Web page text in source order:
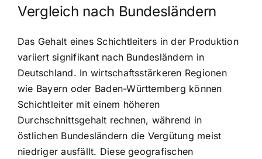
Vergleich nach Bundesländern
Das Gehalt eines Schichtleiters in der Produktion
variiert signifikant nach Bundesländern in
Deutschland. In wirtschaftsstärkeren Regionen
wie Bayern oder Baden-Württemberg können
Schichtleiter mit einem höheren
Durchschnittsgehalt rechnen, während in
östlichen Bundesländern die Vergütung meist
niedriger ausfällt. Diese geografischen